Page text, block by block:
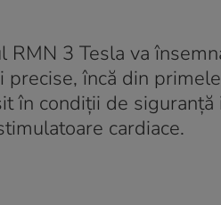
RMN 3 Tesla va
încă din
în condiţii de
cardiace.